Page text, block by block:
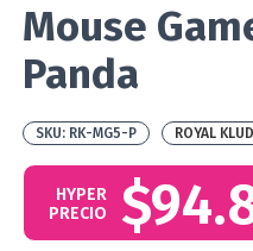
Mouse
Panda
RK-MG5-P ROYAL
HYPER
PRECIO